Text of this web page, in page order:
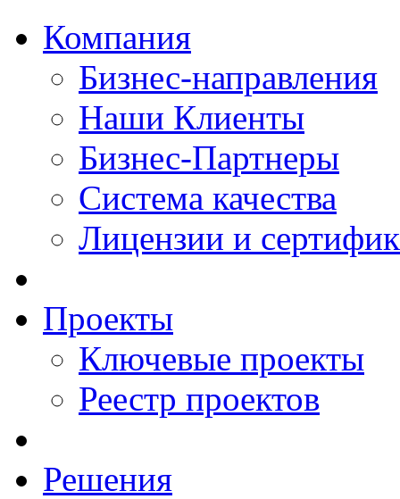
Компания
Бизнес-направления
Наши Клиенты
Бизнес-Партнеры
Система качества
Лицензии и
Проекты
Ключевые проекты
Реестр проектов
Решения